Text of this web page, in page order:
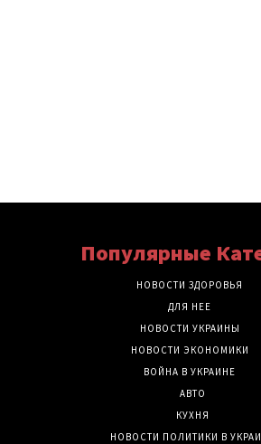
Популярные
НОВОСТИ ЗДОРОВЬЯ
ДЛЯ НЕЕ
НОВОСТИ УКРАИНЫ
НОВОСТИ ЭКОНОМИКИ
ВОЙНА В УКРАИНЕ
АВТО
КУХНЯ
НОВОСТИ ПОЛИТИКИ В